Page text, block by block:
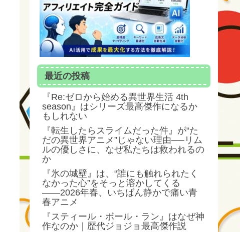
最近の投稿
『Re:ゼロから始める異世界生活 4th
season』はシリーズ最高傑作になるか
もしれない
『転生したらスライムだった件』が“た
だの異世界アニメ”じゃない理由──リム
ルの優しさに、なぜ私たちは救われるの
か
『氷の城壁』は、“誰にも触れられたく
なかった心”をそっと溶かしてくる
――2026年春、いちばん静かで痛い青
春アニメ
『スティール・ボール・ラン』はなぜ神
作なのか｜歴代ジョジョ最高傑作説